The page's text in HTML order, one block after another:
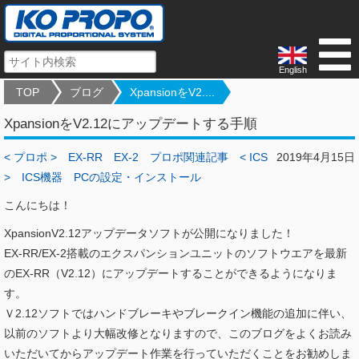
English
TOP ブログ XpansionをV2....
XpansionをV2.12にアップデートする手順
2019年4月15日
< プロポ > EX-RR EX-2 プロポ関連記事
< ICS
>
ICS機器 PCの設定・インストール
こんにちは！
XpansionV2.12アップデータソフトが公開になりました！
EX-RR/EX-2搭載のエクスパンションユニットのソフトウエアを最新
のEX-RR（V2.12）にアップデートすることができるようになりま
す。
Ｖ2.12ソフトではハンドブレーキやブレークイン機能の追加に伴い、
以前のソフトより大幅改修となりますので、このブログをよくお読み
いただいてからアップデート作業を行っていただくことをお勧めしま